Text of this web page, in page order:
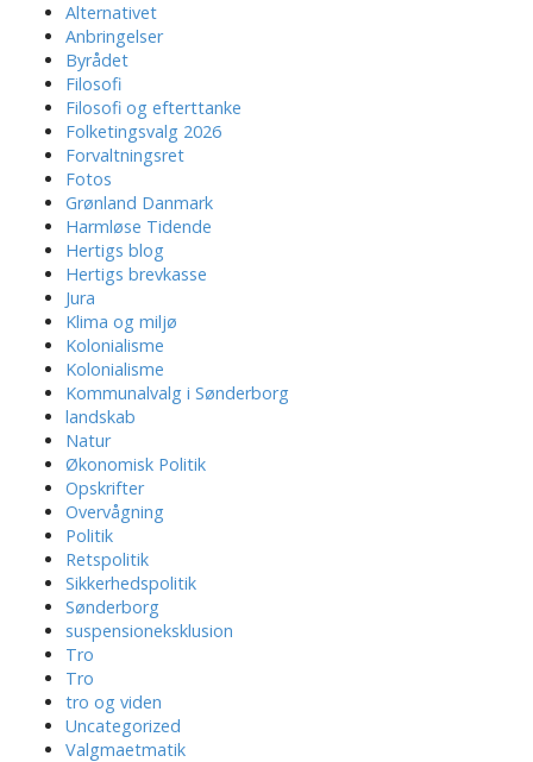
Alternativet
Anbringelser
Byrådet
Filosofi
Filosofi og efterttanke
Folketingsvalg 2026
Forvaltningsret
Fotos
Grønland Danmark
Harmløse Tidende
Hertigs blog
Hertigs brevkasse
Jura
Klima og miljø
Kolonialisme
Kolonialisme
Kommunalvalg i Sønderborg
landskab
Natur
Økonomisk Politik
Opskrifter
Overvågning
Politik
Retspolitik
Sikkerhedspolitik
Sønderborg
suspensioneksklusion
Tro
Tro
tro og viden
Uncategorized
Valgmaetmatik